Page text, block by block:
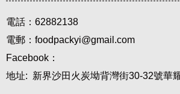
電話：62882138
電郵：foodpackyi@gmail.com
Facebook：
地址: 新界沙田火炭坳背灣街30-32號華